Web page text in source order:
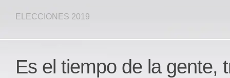
Politica
Deportes
ELECCIONES 2019
Es el tiempo de la gente,